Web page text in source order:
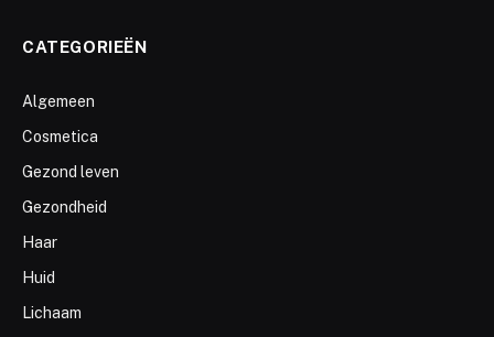
CATEGORIEËN
Algemeen
Cosmetica
Gezond leven
Gezondheid
Haar
Huid
Lichaam